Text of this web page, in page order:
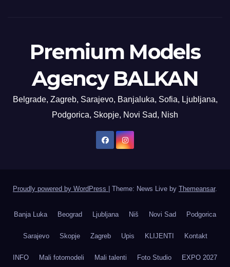
Premium Models
Agency BALKAN
Belgrade, Zagreb, Sarajevo, Banjaluka, Sofia, Ljubljana,
Podgorica, Skopje, Novi Sad, Nish
Proudly powered by WordPress Theme: News Live by Themeansar.
Banja Luka Beograd Ljubljana Niš Novi Sad Podgorica
Sarajevo Skopje Zagreb Upis KLIJENTI Kontakt
INFO Mali fotomodeli Mali talenti Foto Studio EXPO 2027